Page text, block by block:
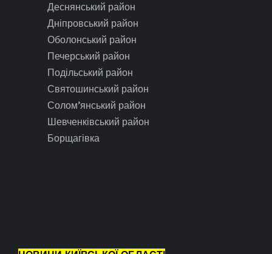
Деснянський район
Дніпровський район
Оболонський район
Печерський район
Подільський район
Святошинський район
Солом’янський район
Шевченківський район
Борщагівка